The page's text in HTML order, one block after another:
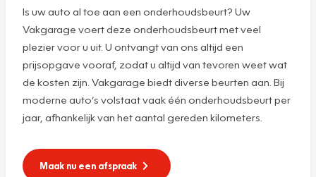
Is uw auto al toe aan een onderhoudsbeurt? Uw
Vakgarage voert deze onderhoudsbeurt met veel
plezier voor u uit. U ontvangt van ons altijd een
prijsopgave vooraf, zodat u altijd van tevoren weet wat
de kosten zijn. Vakgarage biedt diverse beurten aan. Bij
moderne auto’s volstaat vaak één onderhoudsbeurt per
jaar, afhankelijk van het aantal gereden kilometers.
Maak nu een afspraak